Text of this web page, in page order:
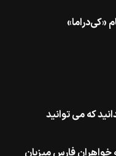
«کی‌دراما»
که می توانید